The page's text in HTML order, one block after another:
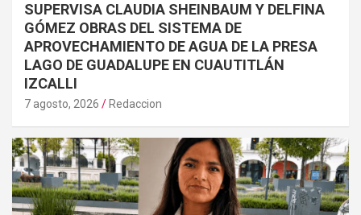
SUPERVISA CLAUDIA SHEINBAUM Y DELFINA
GÓMEZ OBRAS DEL SISTEMA DE
APROVECHAMIENTO DE AGUA DE LA PRESA
LAGO DE GUADALUPE EN CUAUTITLÁN
IZCALLI
7 agosto, 2026 Redaccion